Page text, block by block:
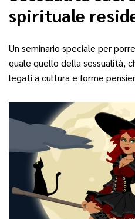
spirituale
Un seminario speciale per
quale quello della sessualità,
legati a cultura e forme